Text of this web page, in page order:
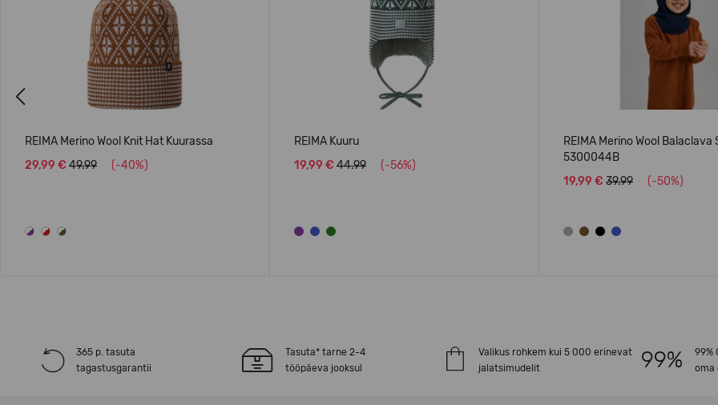
REIMA Merino Wool Knit Hat Kuurassa
29,99 € 49.99 (-40%)
REIMA Kuuru
19,99 € 44.99 (-56%)
REIMA Merino Wool Balaclava
5300044B
19,99 € 39.99 (-50%)
365 p. tasuta
tagastusgarantii
Tasuta* tarne 2-4
tööpäeva jooksul
Valikus rohkem kui 5 000 erinevat
jalatsimudelit
99%
oma